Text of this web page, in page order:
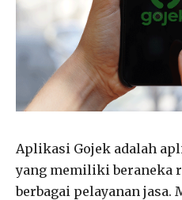
Aplikasi Gojek adalah
yang memiliki beraneka
berbagai pelayanan jasa.